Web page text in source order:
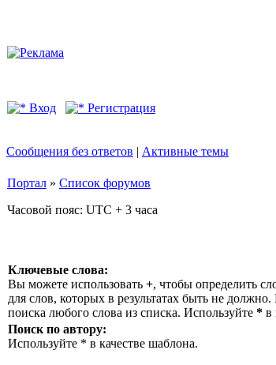
Вход Регистрация
Сообщения без ответов | Активные темы
Портал » Список форумов
Часовой пояс: UTC + 3 часа
Ключевые слова:
Вы можете использовать +, чтобы определить
для слов, которых в результатах быть не
поиска любого слова из списка. Используйте * в
Поиск по автору:
Используйте * в качестве шаблона.